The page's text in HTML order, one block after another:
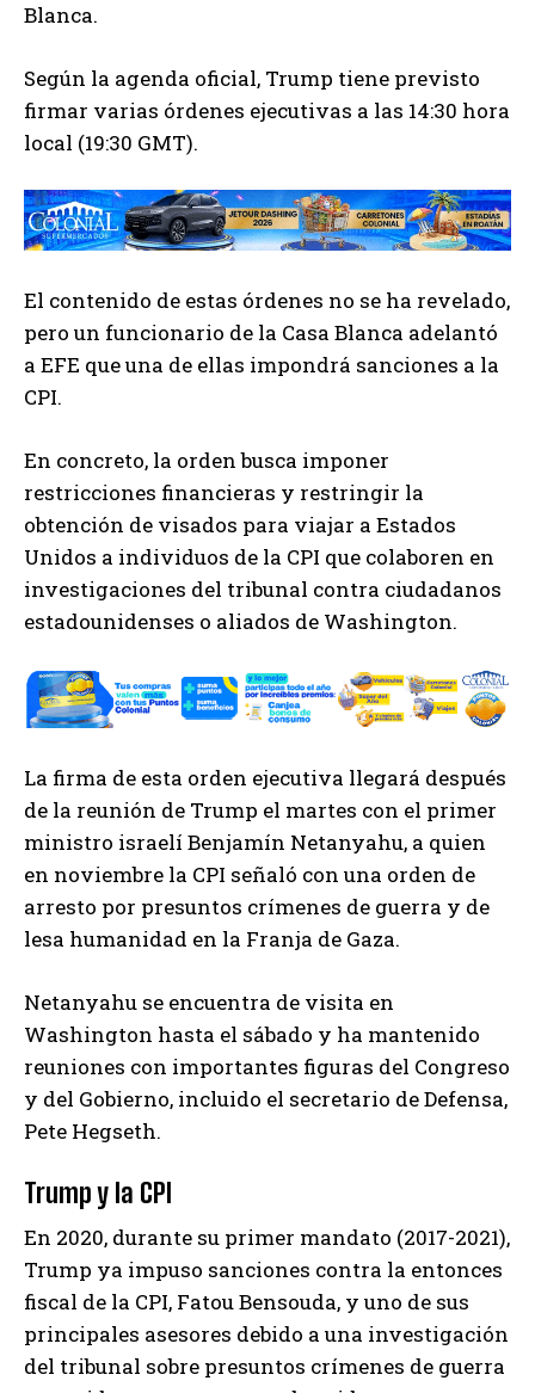
Blanca.
Según la agenda oficial, Trump tiene previsto
firmar varias órdenes ejecutivas a las 14:30 hora
local (19:30 GMT).
El contenido de estas órdenes no se ha revelado,
pero un funcionario de la Casa Blanca adelantó
a EFE que una de ellas impondrá sanciones a la
CPI.
En concreto, la orden busca imponer
restricciones financieras y restringir la
obtención de visados para viajar a Estados
Unidos a individuos de la CPI que colaboren en
investigaciones del tribunal contra ciudadanos
estadounidenses o aliados de Washington.
La firma de esta orden ejecutiva llegará después
de la reunión de Trump el martes con el primer
ministro israelí Benjamín Netanyahu, a quien
en noviembre la CPI señaló con una orden de
arresto por presuntos crímenes de guerra y de
lesa humanidad en la Franja de Gaza.
Netanyahu se encuentra de visita en
Washington hasta el sábado y ha mantenido
reuniones con importantes figuras del Congreso
y del Gobierno, incluido el secretario de Defensa,
Pete Hegseth.
Trump y la CPI
En 2020, durante su primer mandato (2017-2021),
Trump ya impuso sanciones contra la entonces
fiscal de la CPI, Fatou Bensouda, y uno de sus
principales asesores debido a una investigación
del tribunal sobre presuntos crímenes de guerra